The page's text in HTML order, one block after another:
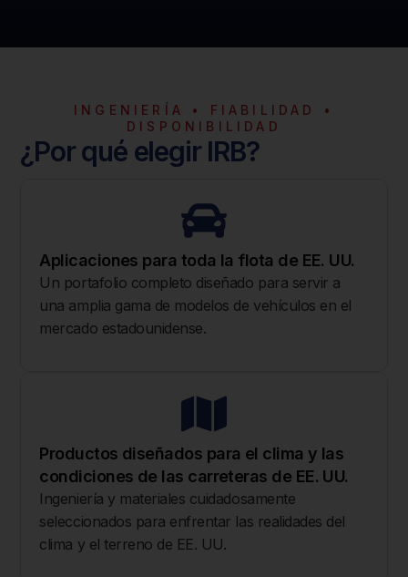
INGENIERÍA • FIABILIDAD •
DISPONIBILIDAD
¿Por qué elegir IRB?
Aplicaciones para toda la flota de EE. UU.
Un portafolio completo diseñado para servir a
una amplia gama de modelos de vehículos en el
mercado estadounidense.
Productos diseñados para el clima y las
condiciones de las carreteras de EE. UU.
Ingeniería y materiales cuidadosamente
seleccionados para enfrentar las realidades del
clima y el terreno de EE. UU.